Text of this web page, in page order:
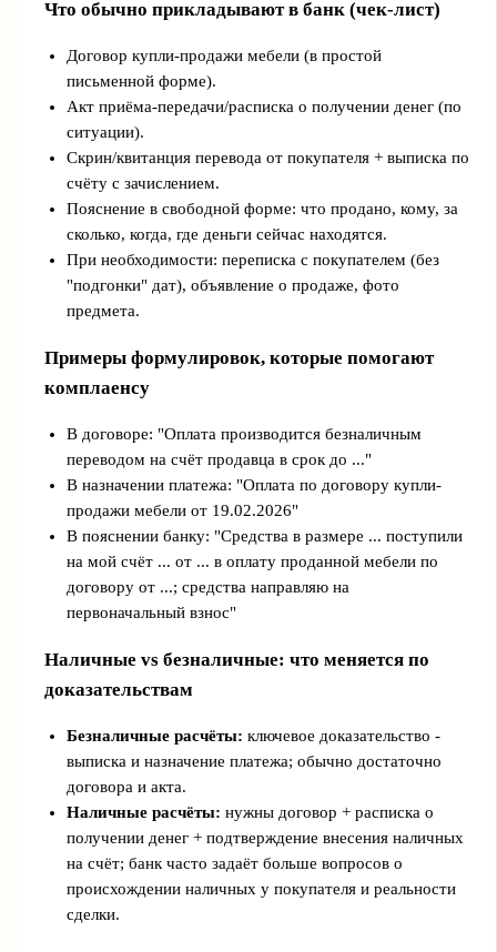
Что обычно прикладывают в банк (чек-лист)
Договор купли-продажи мебели (в простой
письменной форме).
Акт приёма-передачи/расписка о получении денег (по
ситуации).
Скрин/квитанция перевода от покупателя + выписка по
счёту с зачислением.
Пояснение в свободной форме: что продано, кому, за
сколько, когда, где деньги сейчас находятся.
При необходимости: переписка с покупателем (без
"подгонки" дат), объявление о продаже, фото
предмета.
Примеры формулировок, которые помогают
комплаенсу
В договоре: "Оплата производится безналичным
переводом на счёт продавца в срок до ..."
В назначении платежа: "Оплата по договору купли-
продажи мебели от 19.02.2026"
В пояснении банку: "Средства в размере ... поступили
на мой счёт ... от ... в оплату проданной мебели по
договору от ...; средства направляю на
первоначальный взнос"
Наличные vs безналичные: что меняется по
доказательствам
Безналичные расчёты: ключевое доказательство -
выписка и назначение платежа; обычно достаточно
договора и акта.
Наличные расчёты: нужны договор + расписка о
получении денег + подтверждение внесения наличных
на счёт; банк часто задаёт больше вопросов о
происхождении наличных у покупателя и реальности
сделки.